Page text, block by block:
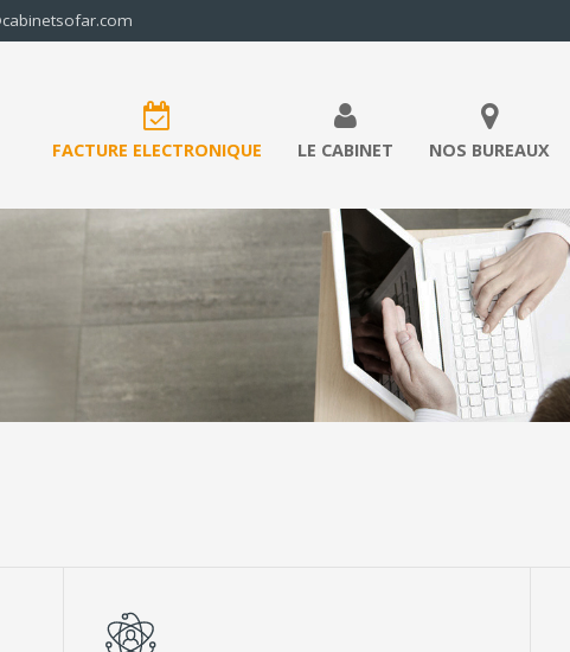
FACTURE ELECTRONIQUE LE CABINET NOS BUREAUX